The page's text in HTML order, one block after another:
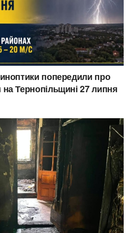
попередили про
Тернопільщині 27 липня